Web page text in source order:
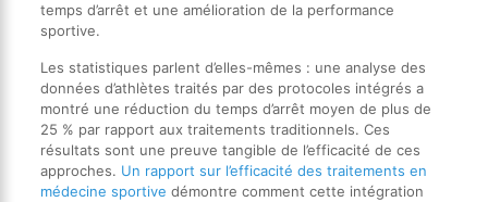
temps d’arrêt et une amélioration de la performance
sportive.
Les statistiques parlent d’elles-mêmes : une analyse des
données d’athlètes traités par des protocoles intégrés a
montré une réduction du temps d’arrêt moyen de plus de
25 % par rapport aux traitements traditionnels. Ces
résultats sont une preuve tangible de l’efficacité de ces
approches. Un rapport sur l’efficacité des traitements en
médecine sportive démontre comment cette intégration